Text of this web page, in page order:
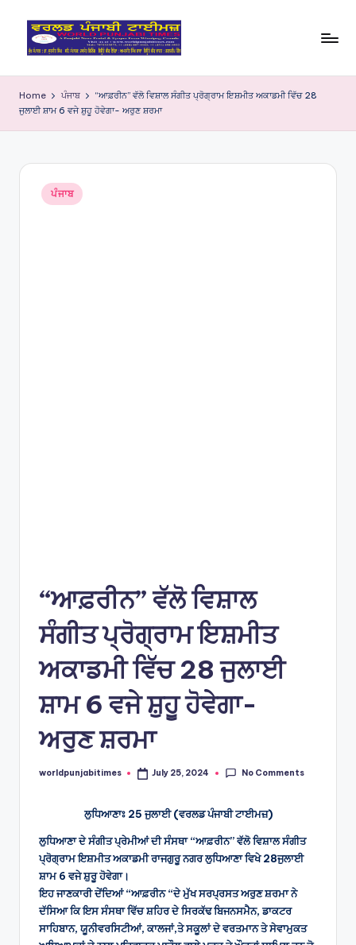
o
rl
Home ਪੰਜਾਬ
“ਆਫ਼ਰੀਨ” ਵੱਲੋ ਵਿਸ਼ਾਲ ਸੰਗੀਤ ਪ੍ਰੋਗ੍ਰਾਮ ਇਸ਼ਮੀਤ ਅਕਾਡਮੀ ਵਿੱਚ 28
ਜੁਲਾਈ ਸ਼ਾਮ 6 ਵਜੇ ਸ਼ੁਹੂ ਹੋਵੇਗਾ- ਅਰੁਣ ਸ਼ਰਮਾ
Posted
in
ਪੰਜਾਬ
“ਆਫ਼ਰੀਨ” ਵੱਲੋ ਵਿਸ਼ਾਲ
ਸੰਗੀਤ ਪ੍ਰੋਗ੍ਰਾਮ ਇਸ਼ਮੀਤ
ਅਕਾਡਮੀ ਵਿੱਚ 28 ਜੁਲਾਈ
ਸ਼ਾਮ 6 ਵਜੇ ਸ਼ੁਹੂ ਹੋਵੇਗਾ-
ਅਰੁਣ ਸ਼ਰਮਾ
Posted
worldpunjabitimes July 25, 2024 No Comments
ਲੁਧਿਆਣਾਃ 25 ਜੁਲਾਈ (ਵਰਲਡ ਪੰਜਾਬੀ ਟਾਈਮਜ਼)
ਲੁਧਿਆਣਾ ਦੇ ਸੰਗੀਤ ਪ੍ਰੇਮੀਆਂ ਦੀ ਸੰਸਥਾ “ਆਫ਼ਰੀਨ” ਵੱਲੋ ਵਿਸ਼ਾਲ ਸੰਗੀਤ
ਪ੍ਰੋਗ੍ਰਾਮ ਇਸ਼ਮੀਤ ਅਕਾਡਮੀ ਰਾਜਗੁਰੂ ਨਗਰ ਲੁਧਿਆਣਾ ਵਿਖੇ 28ਜੁਲਾਈ
ਸ਼ਾਮ 6 ਵਜੇ ਸ਼ੁਰੂ ਹੋਵੇਗਾ।
ਇਹ ਜਾਣਕਾਰੀ ਦੇਂਦਿਆਂ “ਆਫ਼ਰੀਨ “ਦੇ ਮੁੱਖ ਸਰਪ੍ਰਸਤ ਅਰੁਣ ਸ਼ਰਮਾ ਨੇ
ਦੱਸਿਆ ਕਿ ਇਸ ਸੰਸਥਾ ਵਿੱਚ ਸ਼ਹਿਰ ਦੇ ਸਿਰਕੱਢ ਬਿਜਨਸਮੈਨ, ਡਾਕਟਰ
ਸਾਹਿਬਾਨ, ਯੂਨੀਵਰਸਿਟੀਆਂ, ਕਾਲਜਾਂ,ਤੇ ਸਕੂਲਾਂ ਦੇ ਵਰਤਮਾਨ ਤੇ ਸੇਵਾਮੁਕਤ